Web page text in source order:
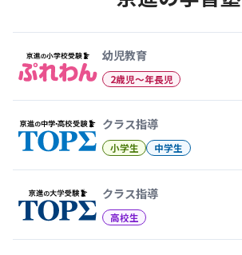
幼児教育
2歳児〜年長児
クラス指導
小学生 中学生
クラス指導
高校生